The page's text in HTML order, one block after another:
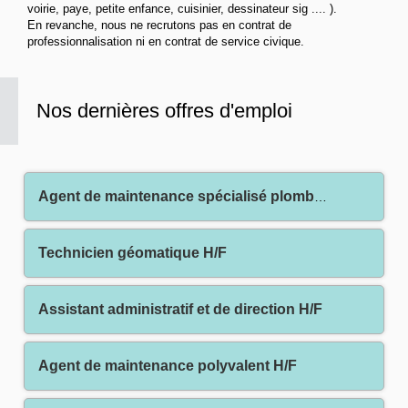
voirie, paye, petite enfance, cuisinier, dessinateur sig .... ).
En revanche, nous ne recrutons pas en contrat de
professionnalisation ni en contrat de service civique.
Nos dernières offres d'emploi
Technicien géomatique H/F
Assistant administratif et de direction H/F
Agent de maintenance polyvalent H/F